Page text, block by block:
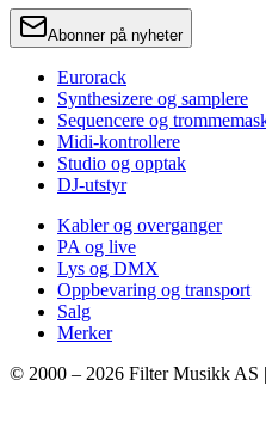
Abonner på nyheter
Eurorack
Synthesizere og samplere
Sequencere og
Midi-kontrollere
Studio og opptak
DJ-utstyr
Kabler og overganger
PA og live
Lys og DMX
Oppbevaring og transport
Salg
Merker
© 2000 – 2026 Filter Musikk AS